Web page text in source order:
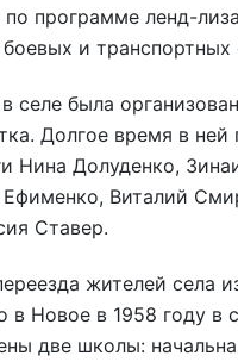
программе ленд-
и транспортных
селе была
Долгое время в ней
Нина Долуденко,
Виталий
Ставер.
жителей села
в Новое в 1958 году в
две школы: